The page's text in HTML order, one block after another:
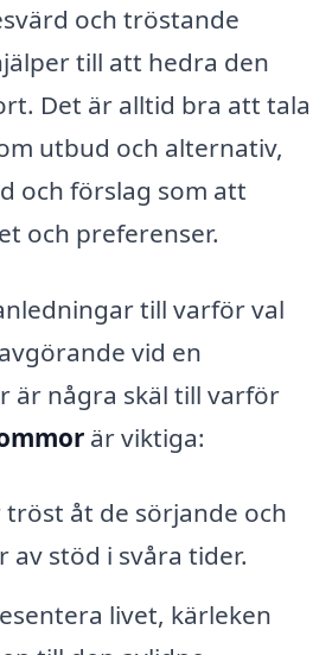
och tröstande
till att hedra den
Det är alltid bra att tala
utbud och alternativ,
och förslag som att
och preferenser.
till varför val
vid en
är några skäl till varför
är viktiga:
tröst åt de sörjande och
av stöd i svåra tider.
livet, kärleken